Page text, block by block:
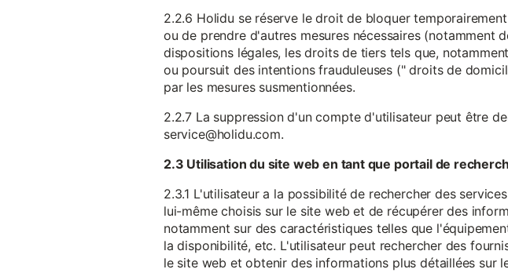
2.2.6 Holidu se réserve le droit de bloquer
ou de prendre d'autres mesures nécessaires (notamment
dispositions légales, les droits de tiers tels que,
ou poursuit des intentions frauduleuses (" droits de
par les mesures susmentionnées.
2.2.7 La suppression d'un compte d'utilisateur peut être
service@holidu.com.
2.3 Utilisation du site web en tant que portail de
2.3.1 L'utilisateur a la possibilité de rechercher des
lui-même choisis sur le site web et de récupérer des
notamment sur des caractéristiques telles que
la disponibilité, etc. L'utilisateur peut rechercher des
le site web et obtenir des informations plus détaillées sur